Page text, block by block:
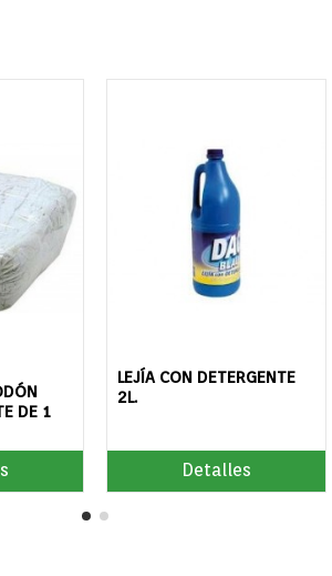
DE 1
LEJÍA CON DETERGENTE
2L.
Detalles